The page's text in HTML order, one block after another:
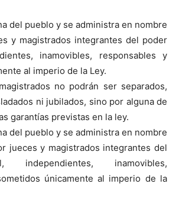
del pueblo y se administra en nombre
y magistrados integrantes del poder
inamovibles, responsables y
al imperio de la Ley.
no podrán ser separados,
ni jubilados, sino por alguna de
garantías previstas en la ley.
del pueblo y se administra en nombre
jueces y magistrados integrantes del
independientes, inamovibles,
únicamente al imperio de la